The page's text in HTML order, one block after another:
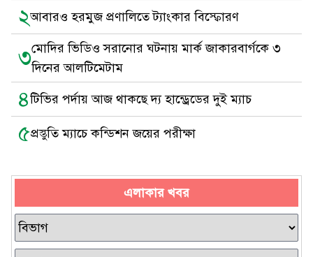
২আবারও হরমুজ প্রণালিতে ট্যাংকার বিস্ফোরণ
৩মোদির ভিডিও সরানোর ঘটনায় মার্ক জাকারবার্গকে ৩
দিনের আলটিমেটাম
৪টিভির পর্দায় আজ থাকছে দ্য হান্ড্রেডের দুই ম্যাচ
৫প্রস্তুতি ম্যাচে কন্ডিশন জয়ের পরীক্ষা
এলাকার খবর